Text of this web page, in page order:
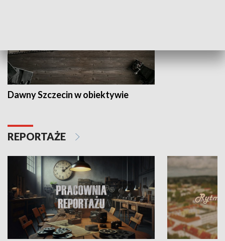
Dawny Szczecin w obiektywie
REPORTAŻE